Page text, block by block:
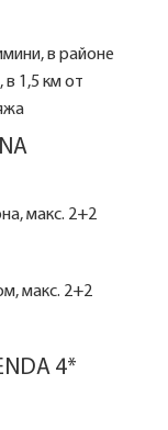
в районе
1,5 км от
макс. 2+2
макс. 2+2
4*